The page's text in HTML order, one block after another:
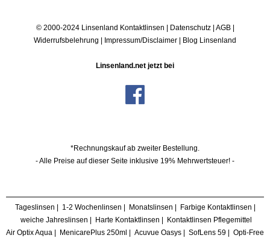
© 2000-2024 Linsenland Kontaktlinsen | Datenschutz| AGB|
Widerrufsbelehrung | Impressum/Disclaimer | Blog Linsenland
Linsenland.net jetzt bei
*Rechnungskauf ab zweiter Bestellung.
- Alle Preise auf dieser Seite inklusive 19% Mehrwertsteuer! -
Tageslinsen | 1-2 Wochenlinsen | Monatslinsen | Farbige Kontaktlinsen |
weiche Jahreslinsen | Harte Kontaktlinsen | Kontaktlinsen Pflegemittel
Air Optix Aqua | MenicarePlus 250ml | Acuvue Oasys | SofLens 59 | Opti-Free